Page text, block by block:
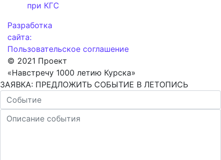
при КГС
Разработка
сайта:
Пользовательское соглашение
© 2021 Проект
«Навстречу 1000 летию Курска»
ЗАЯВКА: ПРЕДЛОЖИТЬ СОБЫТИЕ В ЛЕТОПИСЬ